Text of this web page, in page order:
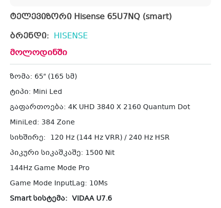
ტელევიზორი Hisense 65U7NQ (smart)
ბრენდი: HISENSE
მოლოდინში
ზომა: 65″ (165 სმ)
ტიპი: Mini Led
გაფართოება: 4K UHD 3840 X 2160 Quantum Dot
MiniLed: 384 Zone
სიხშირე: 120 Hz (144 Hz VRR) / 240 Hz HSR
პიკური სიკაშკაშე: 1500 Nit
144Hz Game Mode Pro
Game Mode InputLag: 10Ms
Smart სისტემა: VIDAA U7.6